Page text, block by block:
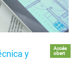
y
Accés
obert